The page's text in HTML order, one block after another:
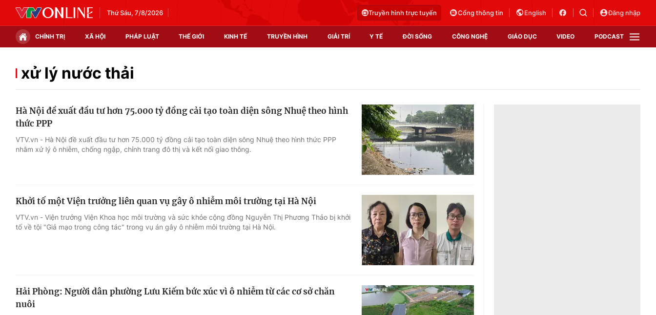
Thứ Sáu, 7/8/2026 Truyền hình trực tuyến Cổng thông tin English Đăng nhập
CHÍNH TRỊ XÃ HỘI PHÁP LUẬT THẾ GIỚI KINH TẾ TRUYỀN HÌNH GIẢI TRÍ Y TẾ ĐỜI SỐNG CÔNG NGHỆ GIÁO DỤC VIDEO PODCAST
Chính trị
Tin tức
Thế giới đó đây
Câu chuyện quốc tế
Thị trường
Góc doanh nghiệp
Hậu trường
Video
Shorts video
Podcast
EMagazine
Photo
Infographic
Góc ảnh
Điện ảnh
Âm nhạc
Tuyển sinh
Công nghệ
Hitech Công nghệ tương lai
Sản phẩm
VTV Sức khoẻ
xử lý nước thải
Hà Nội đề xuất đầu tư hơn 75.000 tỷ đồng cải tạo toàn diện sông Nhuệ theo hình
thức PPP
VTV.vn - Hà Nội đề xuất đầu tư hơn 75.000 tỷ đồng cải tạo toàn diện sông Nhuệ theo hình thức PPP
nhằm xử lý ô nhiễm, chống ngập, chỉnh trang đô thị và kết nối giao thông.
Khởi tố một Viện trưởng liên quan vụ gây ô nhiễm môi trường tại Hà Nội
VTV.vn - Viện trưởng Viện Khoa học môi trường và sức khỏe cộng đồng Nguyễn Thị Phương Thảo bị khởi
tố về tội "Giả mạo trong công tác" trong vụ án gây ô nhiễm môi trường tại Hà Nội.
Hải Phòng: Người dân phường Lưu Kiếm bức xúc vì ô nhiễm từ các cơ sở chăn
nuôi